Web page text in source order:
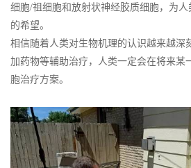
细胞/祖细胞和放射状神经胶质细胞，为
的希望。
相信随着人类对生物机理的认识越来越深
加药物等辅助治疗，人类一定会在将来某
胞治疗方案。